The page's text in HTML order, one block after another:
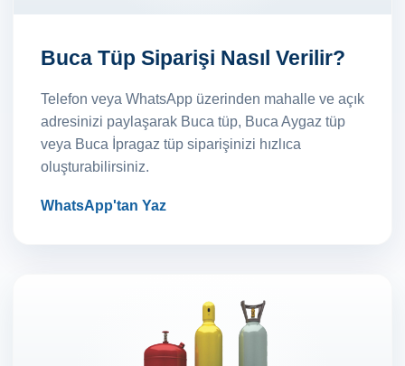
Buca Tüp Siparişi Nasıl Verilir?
Telefon veya WhatsApp üzerinden mahalle ve açık
adresinizi paylaşarak Buca tüp, Buca Aygaz tüp
veya Buca İpragaz tüp siparişinizi hızlıca
oluşturabilirsiniz.
WhatsApp'tan Yaz